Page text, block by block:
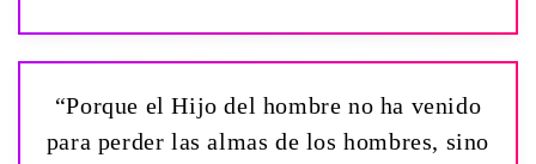
“Porque el Hijo del hombre no ha venido
para perder las almas de los hombres, sino